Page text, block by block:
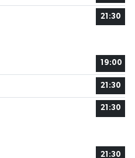
21:30
19:00
21:30
21:30
21:30